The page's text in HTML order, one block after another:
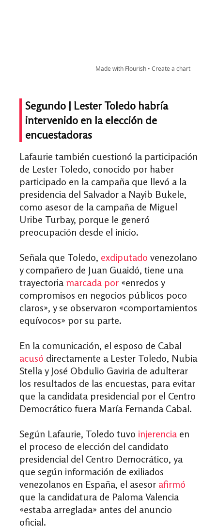
Segundo | Lester Toledo habría
intervenido en la elección de
encuestadoras
Lafaurie también cuestionó la participación
de Lester Toledo, conocido por haber
participado en la campaña que llevó a la
presidencia del Salvador a Nayib Bukele,
como asesor de la campaña de Miguel
Uribe Turbay, porque le generó
preocupación desde el inicio.
Señala que Toledo, exdiputado venezolano
y compañero de Juan Guaidó, tiene una
trayectoria marcada por «enredos y
compromisos en negocios públicos poco
claros», y se observaron «comportamientos
equívocos» por su parte.
En la comunicación, el esposo de Cabal
acusó directamente a Lester Toledo, Nubia
Stella y José Obdulio Gaviria de adulterar
los resultados de las encuestas, para evitar
que la candidata presidencial por el Centro
Democrático fuera María Fernanda Cabal.
Según Lafaurie, Toledo tuvo injerenciaen
el proceso de elección del candidato
presidencial del Centro Democrático, ya
que según información de exiliados
venezolanos en España, el asesor afirmó
que la candidatura de Paloma Valencia
«estaba arreglada» antes del anuncio
oficial.